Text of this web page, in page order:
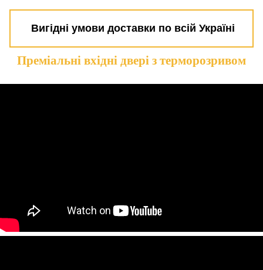
Вигідні умови доставки по всій Україні
Преміальні вхідні двері з терморозривом